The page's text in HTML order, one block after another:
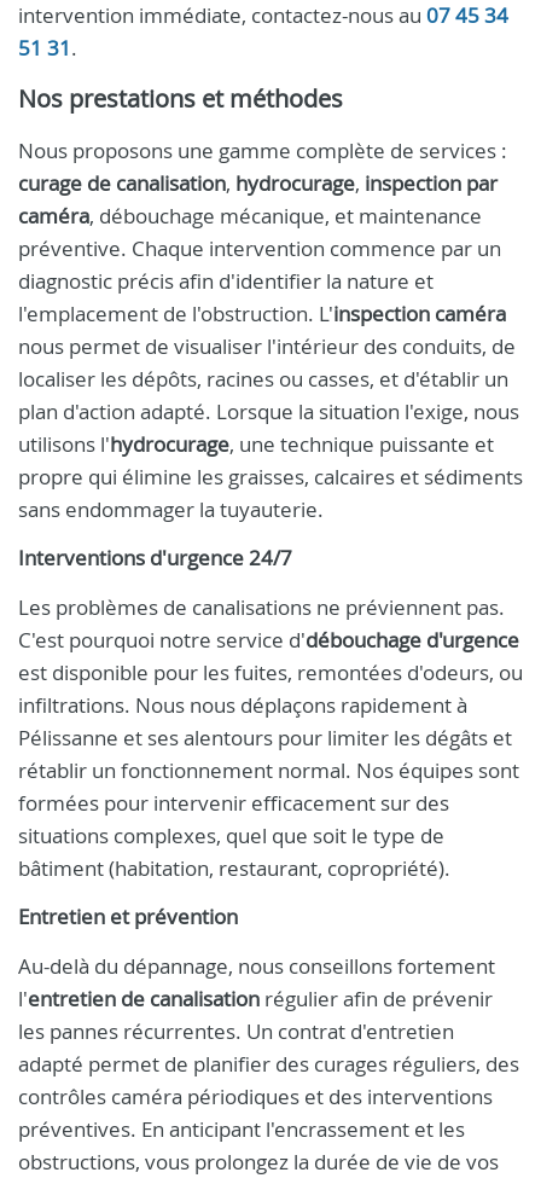
intervention immédiate, contactez-nous au 07 45 34
51 31.
Nos prestations et méthodes
Nous proposons une gamme complète de services :
curage de canalisation, hydrocurage, inspection par
caméra, débouchage mécanique, et maintenance
préventive. Chaque intervention commence par un
diagnostic précis afin d'identifier la nature et
l'emplacement de l'obstruction. L'inspection caméra
nous permet de visualiser l'intérieur des conduits, de
localiser les dépôts, racines ou casses, et d'établir un
plan d'action adapté. Lorsque la situation l'exige, nous
utilisons l'hydrocurage, une technique puissante et
propre qui élimine les graisses, calcaires et sédiments
sans endommager la tuyauterie.
Interventions d'urgence 24/7
Les problèmes de canalisations ne préviennent pas.
C'est pourquoi notre service d'débouchage d'urgence
est disponible pour les fuites, remontées d'odeurs, ou
infiltrations. Nous nous déplaçons rapidement à
Pélissanne et ses alentours pour limiter les dégâts et
rétablir un fonctionnement normal. Nos équipes sont
formées pour intervenir efficacement sur des
situations complexes, quel que soit le type de
bâtiment (habitation, restaurant, copropriété).
Entretien et prévention
Au-delà du dépannage, nous conseillons fortement
l'entretien de canalisation régulier afin de prévenir
les pannes récurrentes. Un contrat d'entretien
adapté permet de planifier des curages réguliers, des
contrôles caméra périodiques et des interventions
préventives. En anticipant l'encrassement et les
obstructions, vous prolongez la durée de vie de vos